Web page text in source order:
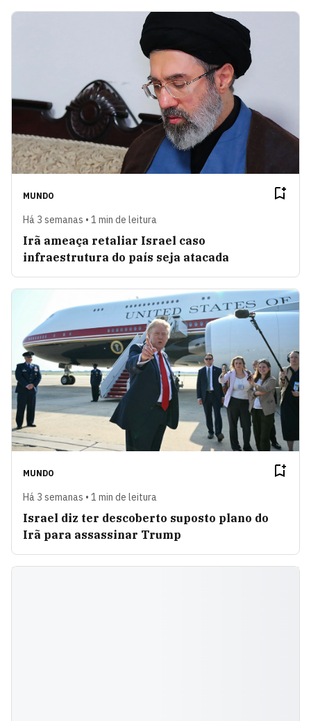
MUNDO
Há 3 semanas • 1 min de leitura
Irã ameaça retaliar Israel caso
infraestrutura do país seja atacada
MUNDO
Há 3 semanas • 1 min de leitura
Israel diz ter descoberto suposto plano do
Irã para assassinar Trump